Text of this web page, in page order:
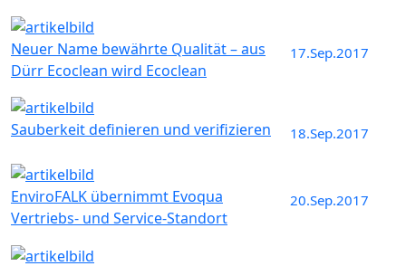
17.Sep.2017
Neuer Name bewährte Qualität – aus
Dürr Ecoclean wird Ecoclean
18.Sep.2017
Sauberkeit definieren und verifizieren
20.Sep.2017
EnviroFALK übernimmt Evoqua
Vertriebs- und Service-Standort